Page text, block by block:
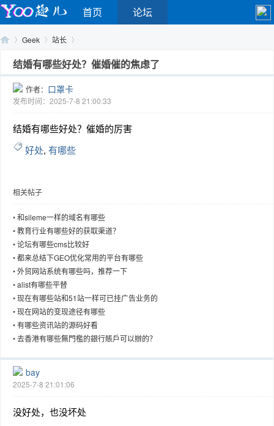
首页 论坛
Geek
›
站长
›
结婚有哪些好处？催婚催的焦虑了
作者： 口罩卡
发布时间：2025-7-8 21:00:33
结婚有哪些好处？催婚的厉害
好处, 有哪些
相关帖子
•和sileme一样的域名有哪些
•教育行业有哪些好的获取渠道？
•论坛有哪些cms比较好
•都来总结下GEO优化常用的平台有哪些
•外贸网站系统有哪些吗，推荐一下
•alist有哪些平替
•现在有哪些站和51站一样可已挂广告业务的
•现在网站的变现途径有哪些
•有哪些资讯站的源码好看
•去香港有哪些無門檻的銀行賬戶可以辦的？
bay
2025-7-8 21:01:06
没好处，也没坏处